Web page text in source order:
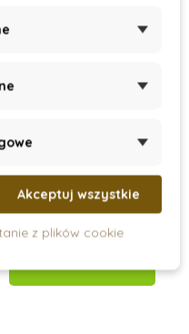
dla malucha -
czerwone
70 zł
Akceptuj wszystkie
z plików cookie